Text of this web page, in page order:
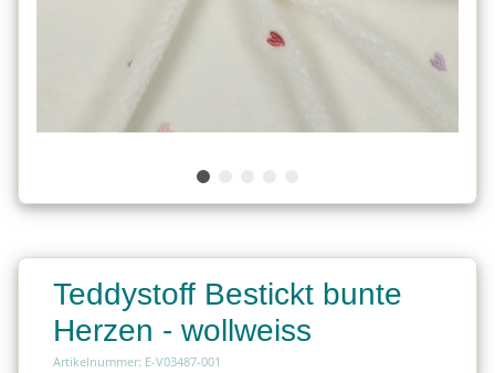
Teddystoff Bestickt bunte
Herzen - wollweiss
Artikelnummer: E-V03487-001